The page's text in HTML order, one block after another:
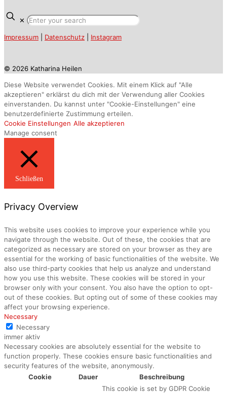
✕
Impressum Datenschutz Instagram
© 2026 Katharina Heilen
Diese Website verwendet Cookies. Mit einem Klick auf "Alle
akzeptieren" erklärst du dich mit der Verwendung aller Cookies
einverstanden. Du kannst unter "Cookie-Einstellungen" eine
benutzerdefinierte Zustimmung erteilen.
Cookie Einstellungen Alle akzeptieren
Manage consent
Schließen
Privacy Overview
This website uses cookies to improve your experience while you
navigate through the website. Out of these, the cookies that are
categorized as necessary are stored on your browser as they are
essential for the working of basic functionalities of the website. We
also use third-party cookies that help us analyze and understand
how you use this website. These cookies will be stored in your
browser only with your consent. You also have the option to opt-
out of these cookies. But opting out of some of these cookies may
affect your browsing experience.
Necessary
Necessary
immer aktiv
Necessary cookies are absolutely essential for the website to
function properly. These cookies ensure basic functionalities and
security features of the website, anonymously.
Cookie
Dauer Beschreibung
This cookie is set by GDPR Cookie